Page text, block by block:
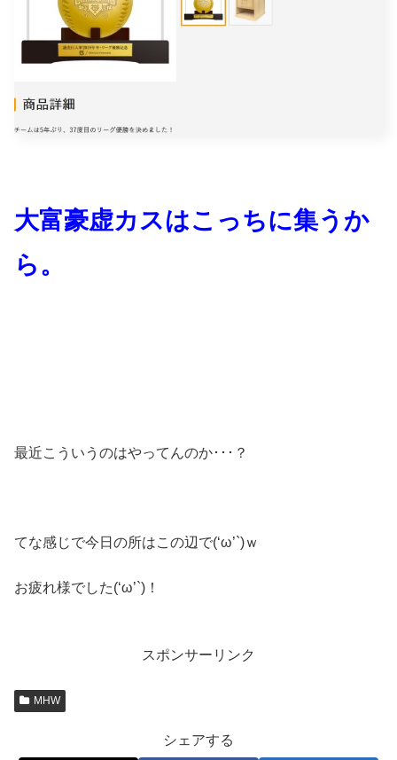
大富豪虚カスはこっちに集うか
ら。
最近こういうのはやってんのか･･･？
てな感じで今日の所はこの辺で(‘ω’`)ｗ
お疲れ様でした(‘ω’`)！
スポンサーリンク
MHW
シェアする